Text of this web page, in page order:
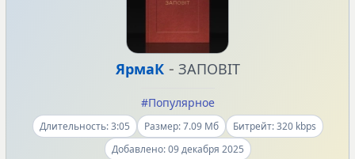
ЯрмаК - ЗАПОВІТ
Длительность: 3:05 Размер: 7.09 Мб
Битрейт: 320 kbps
Добавлено: 09 декабря 2025
#Популярное